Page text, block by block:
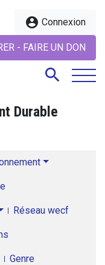
account_circle Connexion
- FAIRE UN DON
search
Durable
Réseau wecf
Genre